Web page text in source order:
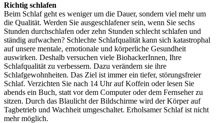
Richtig schlafen
Beim Schlaf geht es weniger um die Dauer, sondern viel mehr um
die Qualität. Werden Sie ausgeschlafener sein, wenn Sie sechs
Stunden durchschlafen oder zehn Stunden schlecht schlafen und
ständig aufwachen? Schlechte Schlafqualität kann sich katastrophal
auf unsere mentale, emotionale und körperliche Gesundheit
auswirken. Deshalb versuchen viele BiohackerInnen, Ihre
Schlafqualität zu verbessern. Dazu verändern sie ihre
Schlafgewohnheiten. Das Ziel ist immer ein tiefer, störungsfreier
Schlaf. Verzichten Sie nach 14 Uhr auf Koffein oder lesen Sie
abends ein Buch, statt vor dem Computer oder dem Fernseher zu
sitzen. Durch das Blaulicht der Bildschirme wird der Körper auf
Tagbetrieb und Wachheit umgeschaltet. Erholsamer Schlaf ist nicht
mehr möglich.